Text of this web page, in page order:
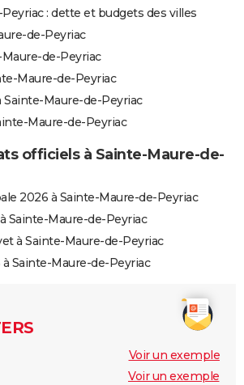
: dette et budgets des villes
de-Peyriac
de-Peyriac
Maure-de-Peyriac
Maure-de-Peyriac
Maure-de-Peyriac
officiels à Sainte-Maure-de-
2026 à Sainte-Maure-de-Peyriac
Sainte-Maure-de-Peyriac
à Sainte-Maure-de-Peyriac
à Sainte-Maure-de-Peyriac
Voir un exemple
Voir un exemple